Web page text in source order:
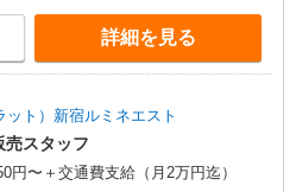
途休憩あり)×週4日から相談OK！
詳細を見る
ト）新宿ルミネエスト
売スタッフ
円〜＋交通費支給（月2万円迄）